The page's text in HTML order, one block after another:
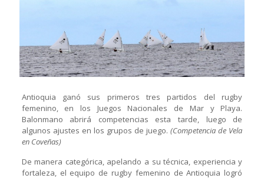
Antioquia ganó sus primeros tres partidos del rugby
femenino, en los Juegos Nacionales de Mar y Playa.
Balonmano abrirá competencias esta tarde, luego de
algunos ajustes en los grupos de juego.(Competencia de Vela
en Coveñas)
De manera categórica, apelando a su técnica, experiencia y
fortaleza, el equipo de rugby femenino de Antioquia logró